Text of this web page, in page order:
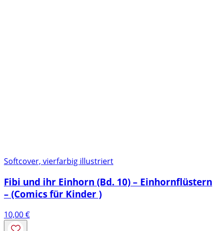
Softcover, vierfarbig illustriert
Fibi und ihr Einhorn (Bd. 10) – Einhornflüstern
– (Comics für Kinder )
10,00€